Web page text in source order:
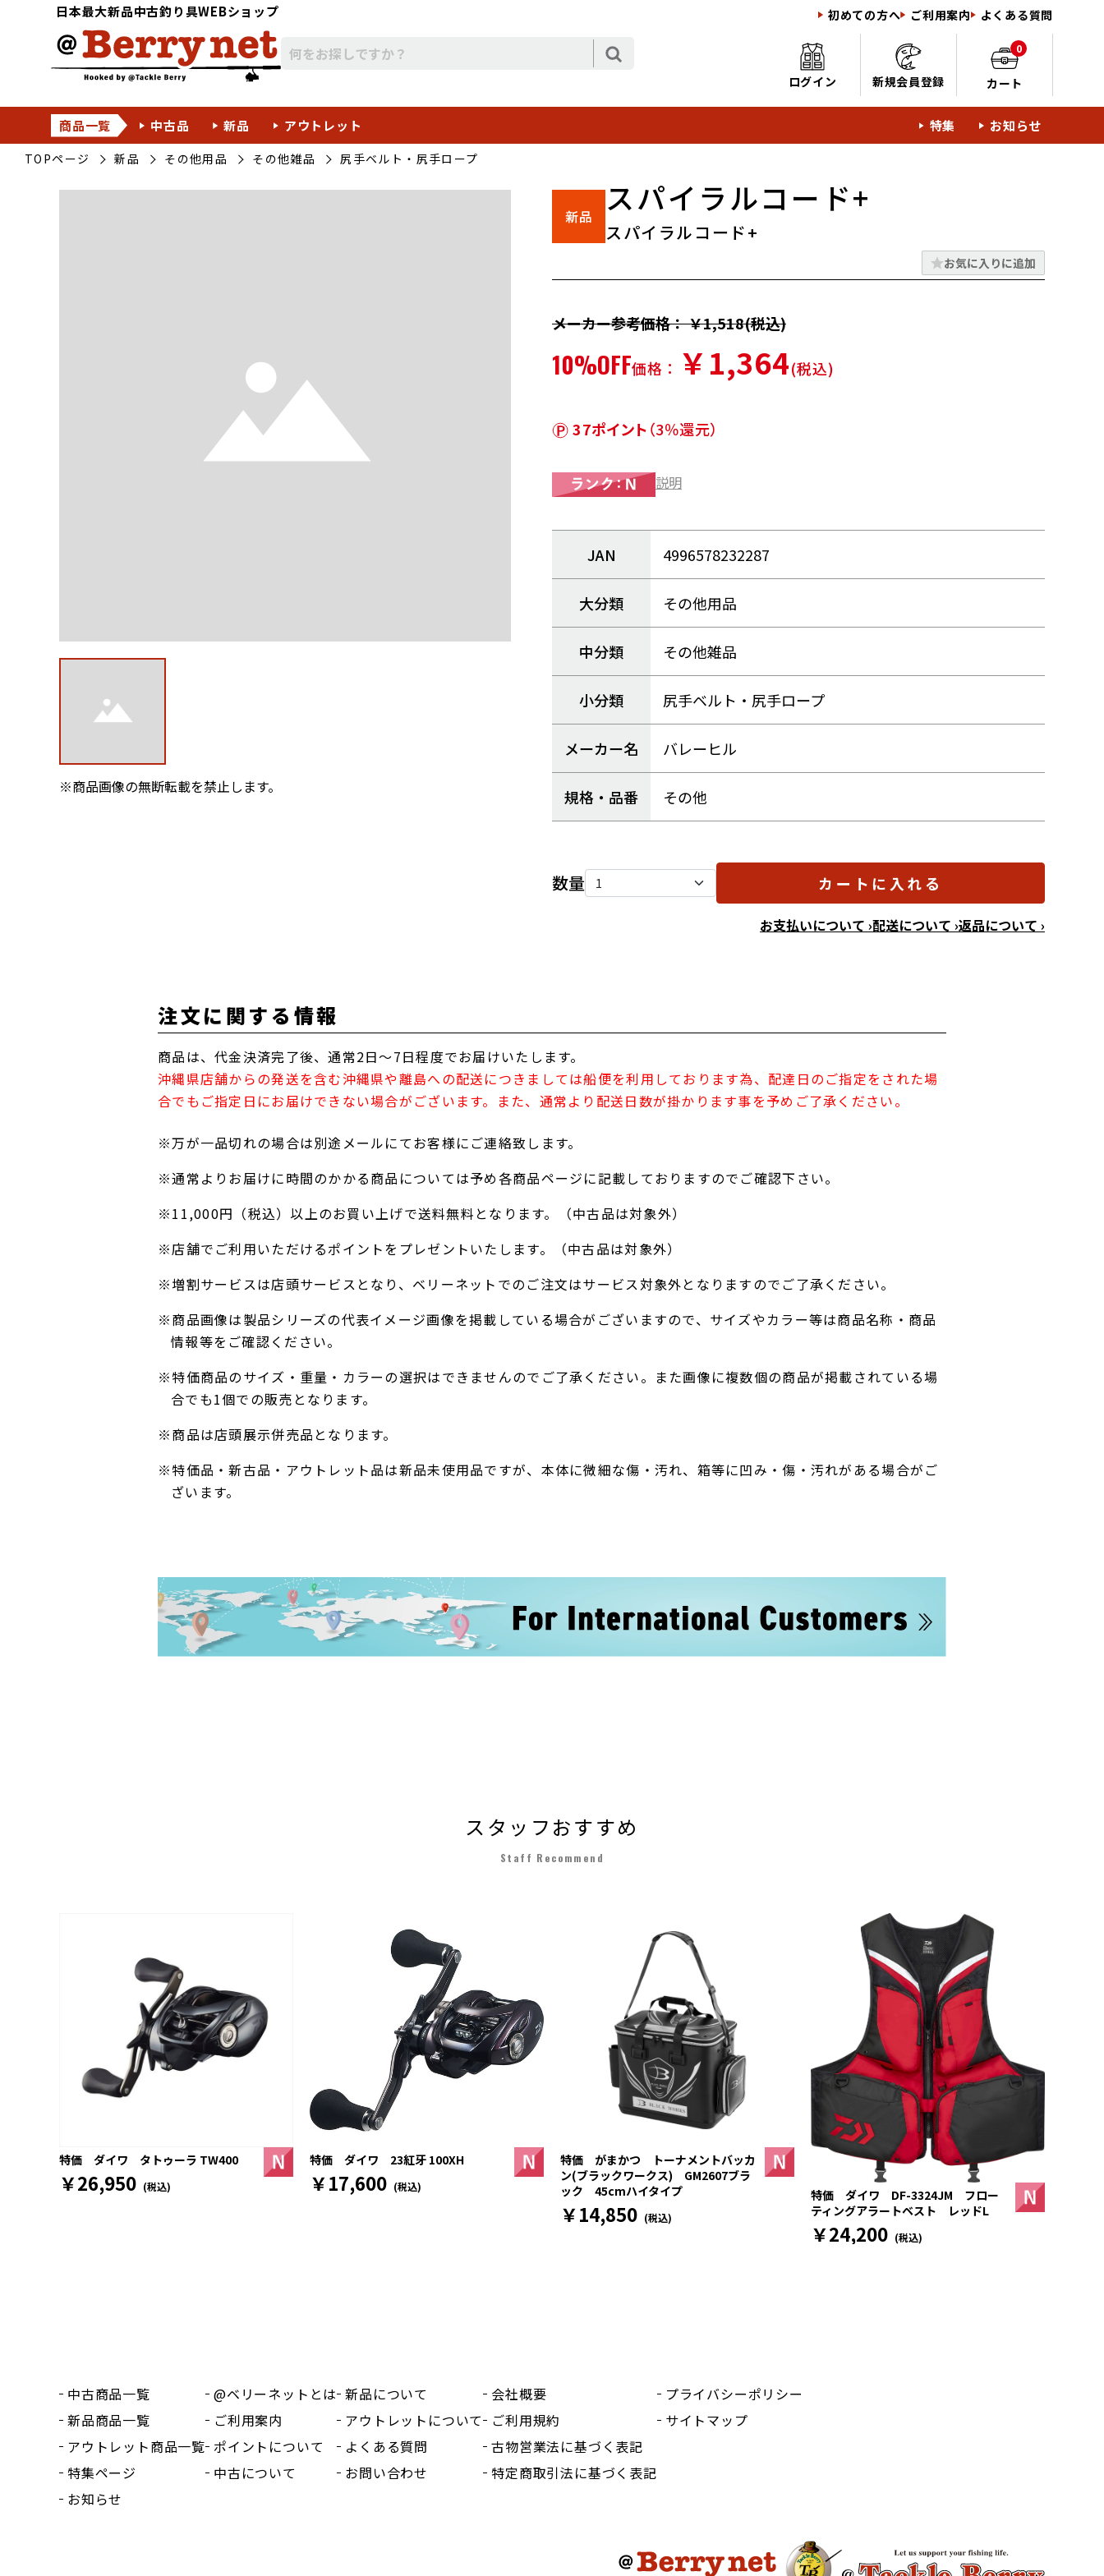
日本最大新品中古釣り具WEBショップ 初めての方へ ご利用案内 よくある質問
ログイン 新規会員登録
0
カート
商品一覧 中古品 新品 アウトレット 特集 お知らせ
TOPページ 新品 その他用品 その他雑品 尻手ベルト・尻手ロープ
※商品画像の無断転載を禁止します。
スパイラルコード+
スパイラルコード+
お気に入りに追加
メーカー参考価格： ￥1,518(税込)
10%OFF価格： ￥1,364(税込)
37ポイント（3％還元）
説明
JAN 4996578232287
大分類 その他用品
中分類 その他雑品
小分類 尻手ベルト・尻手ロープ
メーカー名 バレーヒル
規格・品番 その他
数量 カートに入れる
お支払いについて ›配送について ›返品について ›
注文に関する情報
商品は、代金決済完了後、通常2日～7日程度でお届けいたします。
沖縄県店舗からの発送を含む沖縄県や離島への配送につきましては船便を利用しております為、配達日のご指定をされた場
合でもご指定日にお届けできない場合がございます。また、通常より配送日数が掛かります事を予めご了承ください。
※万が一品切れの場合は別途メールにてお客様にご連絡致します。
※通常よりお届けに時間のかかる商品については予め各商品ページに記載しておりますのでご確認下さい。
※11,000円（税込）以上のお買い上げで送料無料となります。（中古品は対象外）
※店舗でご利用いただけるポイントをプレゼントいたします。（中古品は対象外）
※増割サービスは店頭サービスとなり、ベリーネットでのご注文はサービス対象外となりますのでご了承ください。
※商品画像は製品シリーズの代表イメージ画像を掲載している場合がございますので、サイズやカラー等は商品名称・商品
情報等をご確認ください。
※特価商品のサイズ・重量・カラーの選択はできませんのでご了承ください。また画像に複数個の商品が掲載されている場
合でも1個での販売となります。
※商品は店頭展示併売品となります。
※特価品・新古品・アウトレット品は新品未使用品ですが、本体に微細な傷・汚れ、箱等に凹み・傷・汚れがある場合がご
ざいます。
スタッフおすすめ
Staff Recommend
特価 ダイワ タトゥーラ TW400
￥26,950 (税込)
特価 ダイワ 23紅牙 100XH
￥17,600 (税込)
特価 がまかつ トーナメントバッカ
ン(ブラックワークス) GM2607ブラ
ック 45cmハイタイプ
￥14,850 (税込)
特価 ダイワ DF-3324JM フロー
ティングアラートベスト レッドL
￥24,200 (税込)
中古商品一覧
新品商品一覧
アウトレット商品一覧
特集ページ
お知らせ
@ベリーネットとは
ご利用案内
ポイントについて
中古について
新品について
アウトレットについて
よくある質問
お問い合わせ
会社概要
ご利用規約
古物営業法に基づく表記
特定商取引法に基づく表記
プライバシーポリシー
サイトマップ